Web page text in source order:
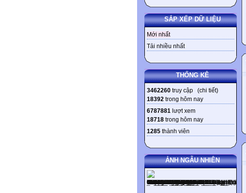
SẮP XẾP DỮ LIỆU
Mới nhất
Tải nhiều nhất
THỐNG KÊ
3462260 truy cập (chi tiết)
18392 trong hôm nay
6787881 lượt xem
18718 trong hôm nay
1285 thành viên
ẢNH NGẪU NHIÊN